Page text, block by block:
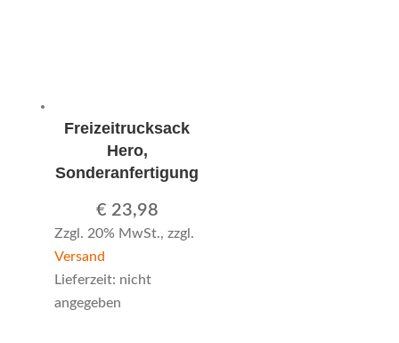
Freizeitrucksack
Hero,
Sonderanfertigung
€ 23,98
Zzgl. 20% MwSt., zzgl.
Versand
Lieferzeit: nicht
angegeben